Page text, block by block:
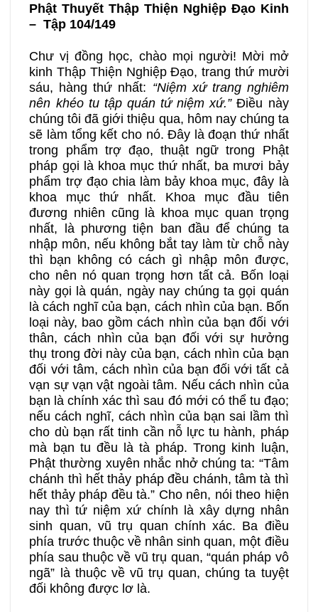
Phật Thuyết Thập Thiện Nghiệp Đạo Kinh
– Tập 104/149
Chư vị đồng học, chào mọi người! Mời mở
kinh Thập Thiện Nghiệp Đạo, trang thứ mười
sáu, hàng thứ nhất: “Niệm xứ trang nghiêm
nên khéo tu tập quán tứ niệm xứ.”Điều này
chúng tôi đã giới thiệu qua, hôm nay chúng ta
sẽ làm tổng kết cho nó. Đây là đoạn thứ nhất
trong phẩm trợ đạo, thuật ngữ trong Phật
pháp gọi là khoa mục thứ nhất, ba mươi bảy
phẩm trợ đạo chia làm bảy khoa mục, đây là
khoa mục thứ nhất. Khoa mục đầu tiên
đương nhiên cũng là khoa mục quan trọng
nhất, là phương tiện ban đầu để chúng ta
nhập môn, nếu không bắt tay làm từ chỗ này
thì bạn không có cách gì nhập môn được,
cho nên nó quan trọng hơn tất cả. Bốn loại
này gọi là quán, ngày nay chúng ta gọi quán
là cách nghĩ của bạn, cách nhìn của bạn. Bốn
loại này, bao gồm cách nhìn của bạn đối với
thân, cách nhìn của bạn đối với sự hưởng
thụ trong đời này của bạn, cách nhìn của bạn
đối với tâm, cách nhìn của bạn đối với tất cả
vạn sự vạn vật ngoài tâm. Nếu cách nhìn của
bạn là chính xác thì sau đó mới có thể tu đạo;
nếu cách nghĩ, cách nhìn của bạn sai lầm thì
cho dù bạn rất tinh cần nỗ lực tu hành, pháp
mà bạn tu đều là tà pháp. Trong kinh luận,
Phật thường xuyên nhắc nhở chúng ta: “Tâm
chánh thì hết thảy pháp đều chánh, tâm tà thì
hết thảy pháp đều tà.” Cho nên, nói theo hiện
nay thì tứ niệm xứ chính là xây dựng nhân
sinh quan, vũ trụ quan chính xác. Ba điều
phía trước thuộc về nhân sinh quan, một điều
phía sau thuộc về vũ trụ quan, “quán pháp vô
ngã” là thuộc về vũ trụ quan, chúng ta tuyệt
đối không được lơ là.